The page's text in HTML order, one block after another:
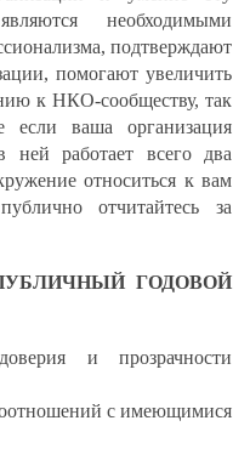
необходимыми
подтверждают
помогают увеличить
к НКО-сообществу, так
ваша организация
ней работает всего два
относиться к вам
отчитайтесь за
ГОДОВОЙ
и прозрачности
с имеющимися